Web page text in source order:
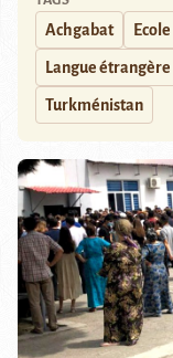
Achgabat Ecole
Langue étrangère
Turkménistan